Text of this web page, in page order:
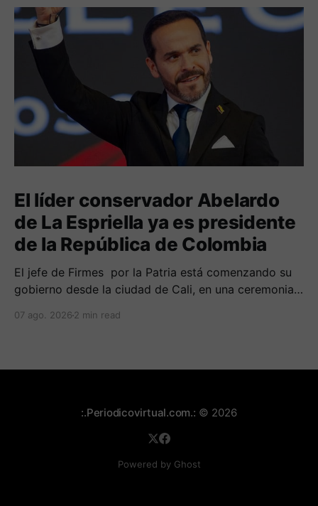
El líder conservador Abelardo
de La Espriella ya es presidente
de la República de Colombia
El jefe de Firmes por la Patria está comenzando su
gobierno desde la ciudad de Cali, en una ceremonia
gobiernos conservadores.
07 ago. 2026 2 min read
:.Periodicovirtual.com.: © 2026
Powered by Ghost